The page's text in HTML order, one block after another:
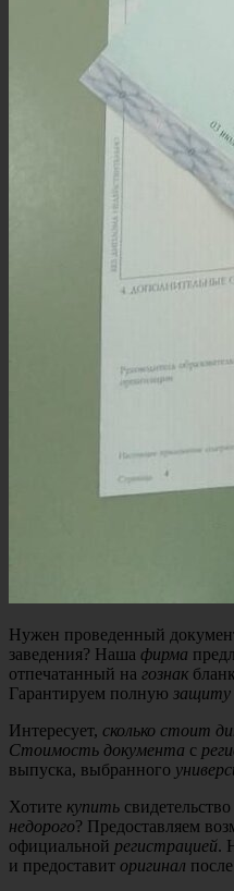
Нужен проведенный
заведения? Наша фирма
отпечатанный на гознак
Гарантируем полную защиту
Интересует, сколько стоит
Стоимость документа с
выпуска, выбранного
Хотите купить
недорого? Предоставляем
официальной регистрацией.
и предоставит оригинал